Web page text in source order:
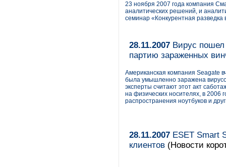
23 ноября 2007 года компания
аналитических решений, и
семинар «Конкурентная разведка
28.11.2007 Вирус пошел
партию зараженных
Американская компания Seagate
была умышленно заражена
эксперты считают этот акт
на физических носителях, в 2006
распространения ноутбуков и
28.11.2007 ESET Smart
клиентов (Новости